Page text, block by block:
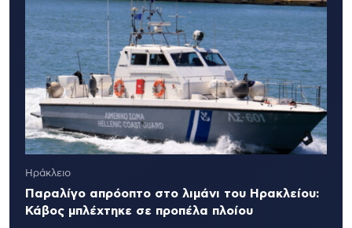
Ηράκλειο
Παραλίγο απρόοπτο στο λιμάνι του Ηρακλείου:
Κάβος μπλέχτηκε σε προπέλα πλοίου